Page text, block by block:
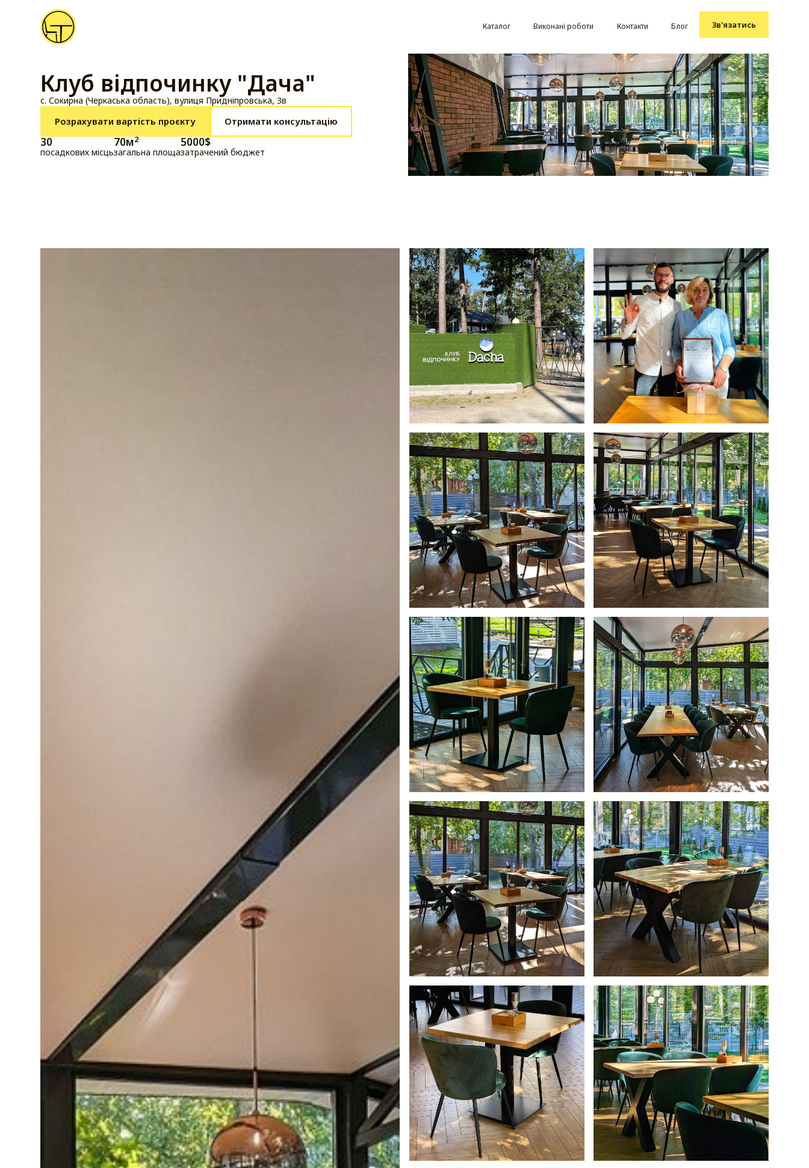
Каталог Виконані роботи Контакти Блог Зв'язатись
Клуб відпочинку "Дача"
с. Сокирна (Черкаська область), вулиця Придніпровська, 3в
Розрахувати вартість проєкту Отримати консультацію
30
посадкових місць
70м2
загальна площа
5000$
затрачений бюджет